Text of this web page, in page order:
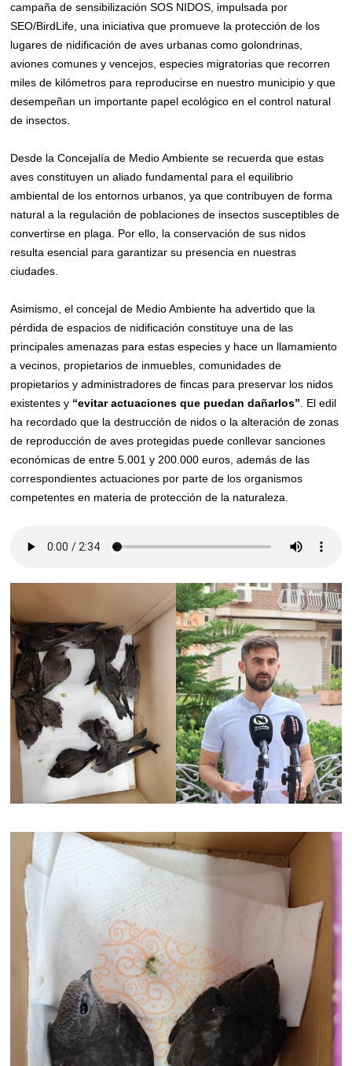
campaña de sensibilización SOS NIDOS, impulsada por
SEO/BirdLife, una iniciativa que promueve la protección de los
lugares de nidificación de aves urbanas como golondrinas,
aviones comunes y vencejos, especies migratorias que recorren
miles de kilómetros para reproducirse en nuestro municipio y que
desempeñan un importante papel ecológico en el control natural
de insectos.
Desde la Concejalía de Medio Ambiente se recuerda que estas
aves constituyen un aliado fundamental para el equilibrio
ambiental de los entornos urbanos, ya que contribuyen de forma
natural a la regulación de poblaciones de insectos susceptibles de
convertirse en plaga. Por ello, la conservación de sus nidos
resulta esencial para garantizar su presencia en nuestras
ciudades.
Asimismo, el concejal de Medio Ambiente ha advertido que la
pérdida de espacios de nidificación constituye una de las
principales amenazas para estas especies y hace un llamamiento
a vecinos, propietarios de inmuebles, comunidades de
propietarios y administradores de fincas para preservar los nidos
existentes y “evitar actuaciones que puedan dañarlos”. El edil
ha recordado que la destrucción de nidos o la alteración de zonas
de reproducción de aves protegidas puede conllevar sanciones
económicas de entre 5.001 y 200.000 euros, además de las
correspondientes actuaciones por parte de los organismos
competentes en materia de protección de la naturaleza.